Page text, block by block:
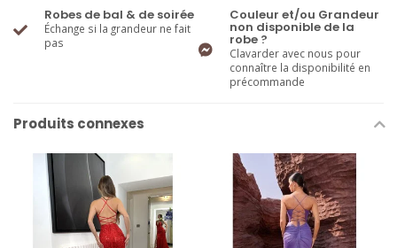
Robes de bal & de soirée
Échange si la grandeur ne fait
pas
Couleur et/ou Grandeur
non disponible de la
robe ?
Clavarder avec nous pour
connaître la disponibilité en
précommande
Produits connexes